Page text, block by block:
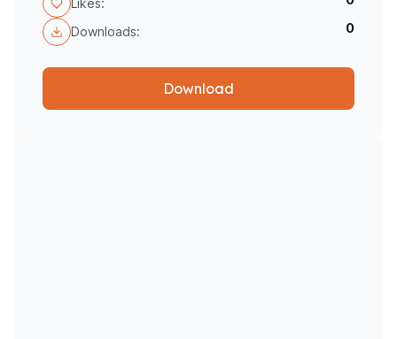
Likes:
Downloads: 0
Download